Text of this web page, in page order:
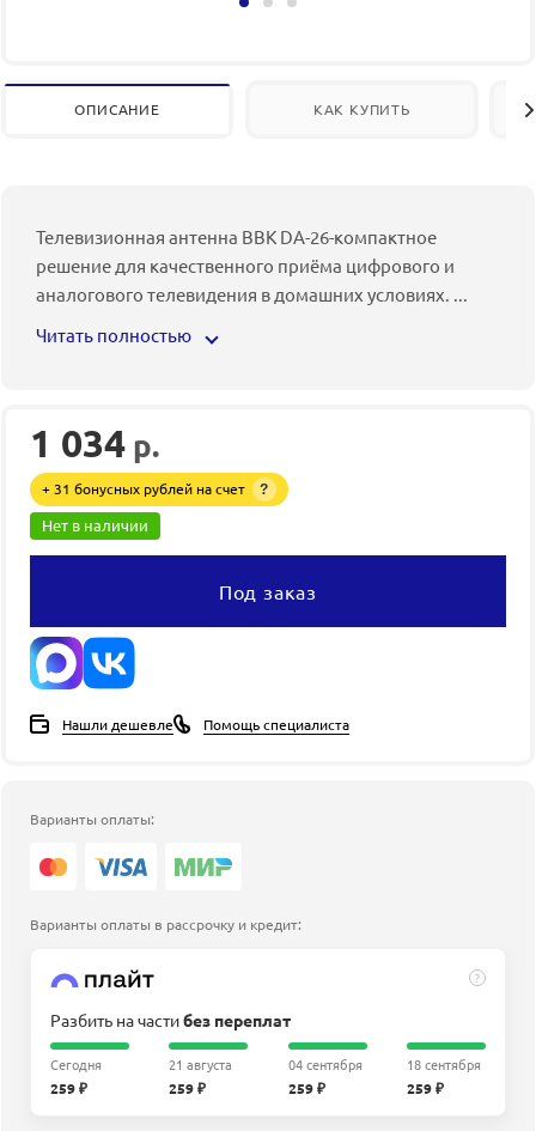
ОПИСАНИЕ КАК КУПИТЬ
Телевизионная антенна BBK DA-26-компактное
решение для качественного приёма цифрового и
аналогового телевидения в домашних условиях. ...
Читать полностью
1 034 р.
+ 31 бонусных рублей на счет ?
Нет в наличии
Под заказ
Нашли дешевле Помощь специалиста
Варианты оплаты:
Варианты оплаты в рассрочку и кредит:
?
Разбить на частибез переплат
Сегодня
259 ₽
21 августа
259 ₽
04 сентября
259 ₽
18 сентября
259 ₽